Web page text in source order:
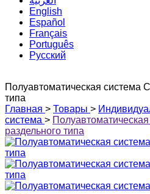
English
Español
Français
Português
Pусский
Полуавтоматическая система
типа
Главная > Товары >
система >
раздельного типа